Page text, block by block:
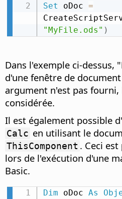
Set oDoc =
"MyFile.ods" )
Dans l'exemple ci-dessus,
d'une fenêtre de
argument n'est pas
considérée.
Il est également possible
Calc en utilisant le
ThisComponent . Ceci
lors de l'exécution d'une
Basic.
Dim oDoc As